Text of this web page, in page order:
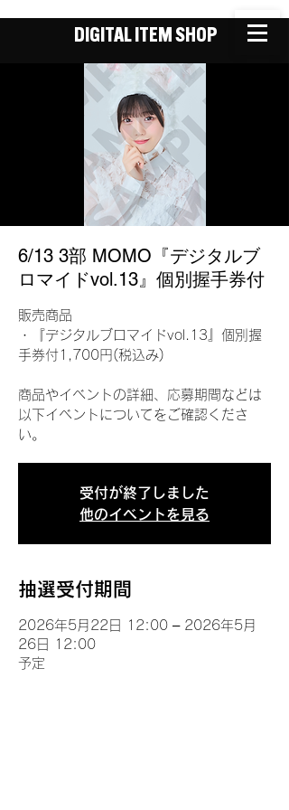
DIGITAL ITEM SHOP
6/13 3部 MOMO『デジタルブ
ロマイドvol.13』個別握手券付
販売商品
・『デジタルブロマイドvol.13』個別握
手券付1,700円(税込み)
商品やイベントの詳細、応募期間などは
以下イベントについてをご確認くださ
い。
受付が終了しました
他のイベントを見る
抽選受付期間
2026年5月22日 12:00 – 2026年5月
26日 12:00
予定